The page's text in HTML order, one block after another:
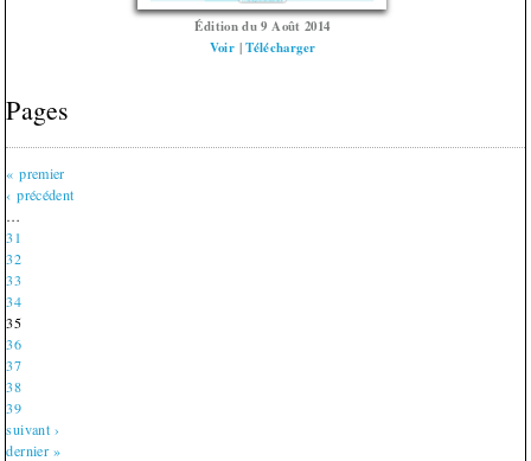
Édition du 9 Août 2014
Voir |Télécharger
Pages
« premier
‹ précédent
…
31
32
33
34
35
36
37
38
39
suivant ›
dernier »